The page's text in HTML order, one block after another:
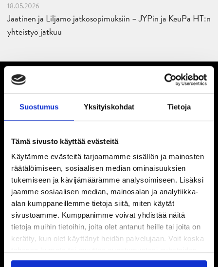
Suostumus Yksityiskohdat Tietoja
Tämä sivusto käyttää evästeitä
Käytämme evästeitä tarjoamamme sisällön ja mainosten
räätälöimiseen, sosiaalisen median ominaisuuksien
tukemiseen ja kävijämäärämme analysoimiseen. Lisäksi
jaamme sosiaalisen median, mainosalan ja analytiikka-
alan kumppaneillemme tietoja siitä, miten käytät
sivustoamme. Kumppanimme voivat yhdistää näitä
tietoja muihin tietoihin, joita olet antanut heille tai joita on
kerätty, kun olet käyttänyt heidän palvelujaan. Voit koska
käytöstäEvästeet-sivultamme.
18.05.2026
Jaatinen ja Liljamo jatkosopimuksiin – JYPin ja KeuPa HT:n
yhteistyö jatkuu